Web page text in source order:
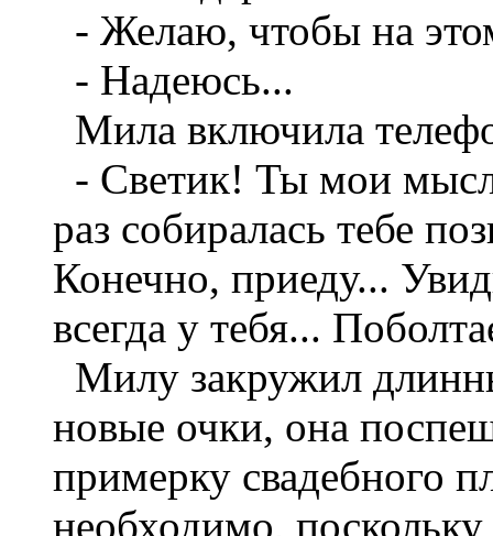
- Желаю, чтобы на
- Надеюсь...
Мила включила
- Светик! Ты мои
раз собиралась тебе
Конечно, приеду...
всегда у тебя...
Милу закружил
новые очки, она
примерку свадебного
необходимо,